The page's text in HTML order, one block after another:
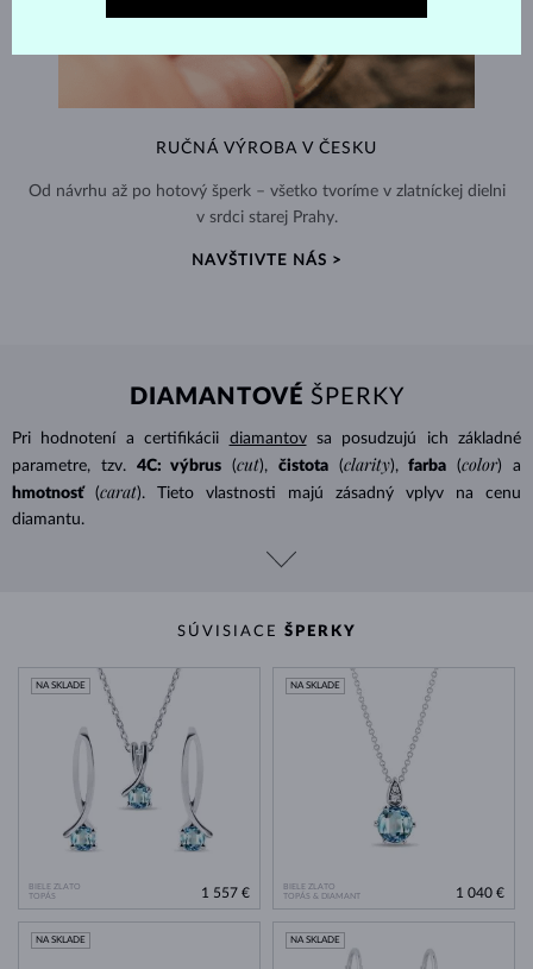
RUČNÁ VÝROBA V ČESKU
Od návrhu až po hotový šperk – všetko tvoríme v zlatníckej dielni
v srdci starej Prahy.
NAVŠTIVTE NÁS >
DIAMANTOVÉ ŠPERKY
Pri hodnotení a certifikácii diamantovsa posudzujú ich základné
parametre, tzv.
4C: výbrus (cut), čistota (clarity), farba (color) a
hmotnosť
(carat). Tieto vlastnosti majú zásadný vplyv na cenu
diamantu.
SÚVISIACE ŠPERKY
BIELE ZLATO
TOPÁS
NA SKLADE
1 557 €
BIELE ZLATO
TOPÁS & DIAMANT
NA SKLADE
1 040 €
NA SKLADE NA SKLADE